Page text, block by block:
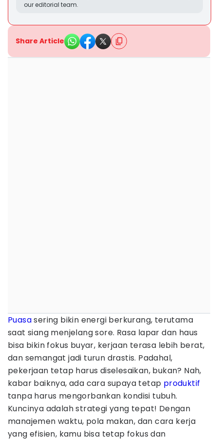
our editorial team.
Share Article
Puasasering bikin energi berkurang, terutama
saat siang menjelang sore. Rasa lapar dan haus
bisa bikin fokus buyar, kerjaan terasa lebih berat,
dan semangat jadi turun drastis. Padahal,
pekerjaan tetap harus diselesaikan, bukan? Nah,
kabar baiknya, ada cara supaya tetap produktif
tanpa harus mengorbankan kondisi tubuh.
Kuncinya adalah strategi yang tepat! Dengan
manajemen waktu, pola makan, dan cara kerja
yang efisien, kamu bisa tetap fokus dan